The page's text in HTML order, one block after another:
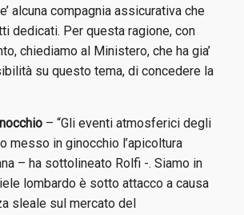
alcuna compagnia assicurativa che
dedicati. Per questa ragione, con
chiediamo al Ministero, che ha gia’
su questo tema, di concedere la
– “Gli eventi atmosferici degli
messo in ginocchio l’apicoltura
– ha sottolineato Rolfi -. Siamo in
lombardo è sotto attacco a causa
sleale sul mercato del